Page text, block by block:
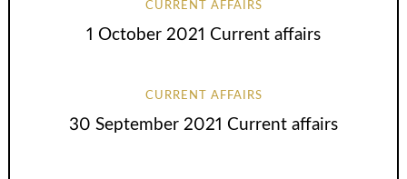
CURRENT AFFAIRS
1 October 2021 Current affairs
CURRENT AFFAIRS
30 September 2021 Current affairs